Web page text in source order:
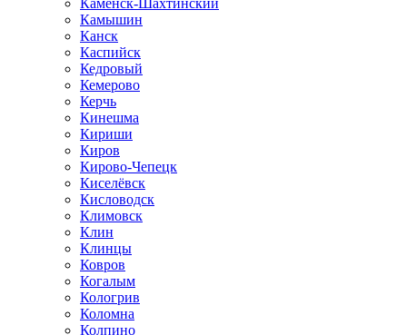
Каменск-Шахтинский
Камышин
Канск
Каспийск
Кедровый
Кемерово
Керчь
Кинешма
Кириши
Киров
Кирово-Чепецк
Киселёвск
Кисловодск
Климовск
Клин
Клинцы
Ковров
Когалым
Кологрив
Коломна
Колпино